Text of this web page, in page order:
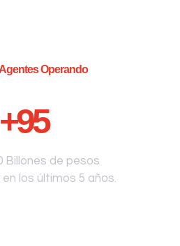
Operando
+95
Billones de pesos
los últimos 5 años.